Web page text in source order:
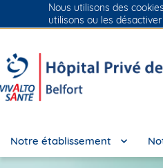
Groupe Vivalto Santé Entre
Notre établissement
Nous utilisons des
utilisons ou les